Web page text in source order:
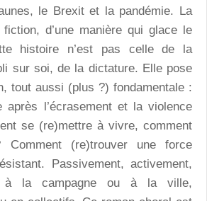
le Brexit et la pandémie. La
d’une manière qui glace le
histoire n’est pas celle de la
sur soi, de la dictature. Elle pose
tout aussi (plus ?) fondamentale :
après l’écrasement et la violence
se (re)mettre à vivre, comment
Comment (re)trouver une force
Passivement, activement,
à la campagne ou à la ville,